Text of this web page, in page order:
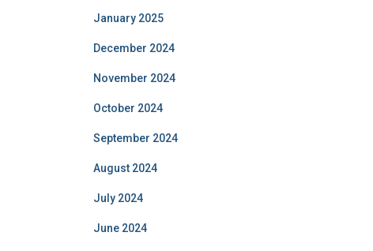
January 2025
December 2024
November 2024
October 2024
September 2024
August 2024
July 2024
June 2024